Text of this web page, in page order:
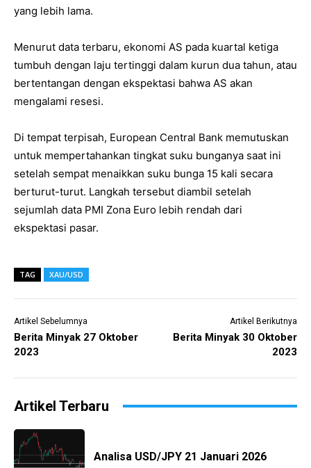
yang lebih lama.
Menurut data terbaru, ekonomi AS pada kuartal ketiga
tumbuh dengan laju tertinggi dalam kurun dua tahun, atau
bertentangan dengan ekspektasi bahwa AS akan
mengalami resesi.
Di tempat terpisah, European Central Bank memutuskan
untuk mempertahankan tingkat suku bunganya saat ini
setelah sempat menaikkan suku bunga 15 kali secara
berturut-turut. Langkah tersebut diambil setelah
sejumlah data PMI Zona Euro lebih rendah dari
ekspektasi pasar.
TAG XAU/USD
Artikel Sebelumnya
Berita Minyak 27 Oktober
2023
Artikel Berikutnya
Berita Minyak 30 Oktober
2023
Artikel Terbaru
Analisa USD/JPY 21 Januari 2026